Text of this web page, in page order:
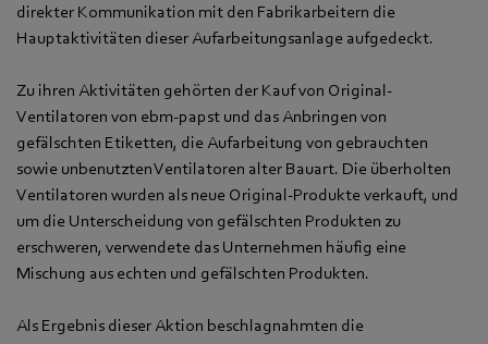
direkter Kommunikation mit den Fabrikarbeitern die
Hauptaktivitäten dieser Aufarbeitungsanlage aufgedeckt.
Zu ihren Aktivitäten gehörten der Kauf von Original-
Ventilatoren von ebm‑papst und das Anbringen von
gefälschten Etiketten, die Aufarbeitung von gebrauchten
sowie unbenutzten Ventilatoren alter Bauart. Die überholten
Ventilatoren wurden als neue Original-Produkte verkauft, und
um die Unterscheidung von gefälschten Produkten zu
erschweren, verwendete das Unternehmen häufig eine
Mischung aus echten und gefälschten Produkten.
Als Ergebnis dieser Aktion beschlagnahmten die